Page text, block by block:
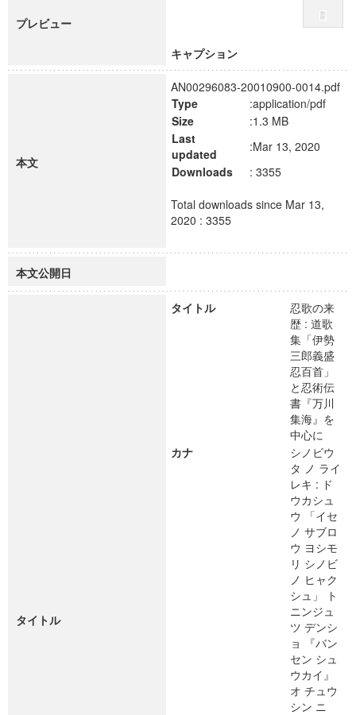
プレビュー
キャプション
本文
AN00296083-20010900-0014.pdf
Type
:application/pdf
Size
:1.3 MB
Last
updated
:Mar 13, 2020
Downloads
: 3355
Total downloads since Mar 13,
2020 : 3355
本文公開日
タイトル
タイトル
忍歌の来
歴 : 道歌
集「伊勢
三郎義盛
忍百首」
と忍術伝
書『万川
集海』を
中心に
カナ
シノビウ
タ ノ ライ
レキ : ド
ウカシュ
ウ 「イセ
ノ サブロ
ウ ヨシモ
リ シノビ
ノ ヒャク
シュ」 ト
ニンジュ
ツ デンシ
ョ 『バン
セン シュ
ウカイ』
オ チュウ
シン ニ